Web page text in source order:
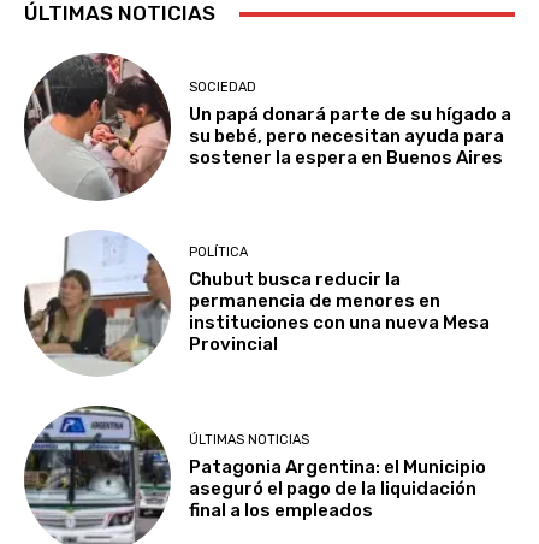
ÚLTIMAS NOTICIAS
SOCIEDAD
Un papá donará parte de su hígado a
su bebé, pero necesitan ayuda para
sostener la espera en Buenos Aires
POLÍTICA
Chubut busca reducir la
permanencia de menores en
instituciones con una nueva Mesa
Provincial
ÚLTIMAS NOTICIAS
Patagonia Argentina: el Municipio
aseguró el pago de la liquidación
final a los empleados